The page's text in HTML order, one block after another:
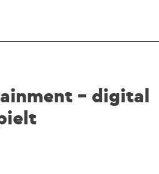
– digital